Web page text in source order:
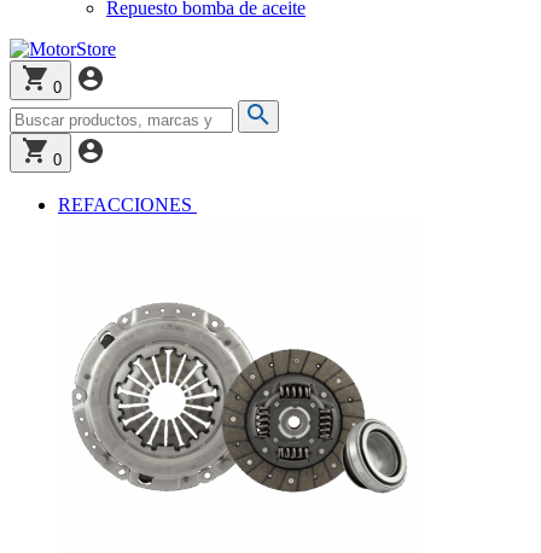
Repuesto bomba de aceite
0
0
REFACCIONES